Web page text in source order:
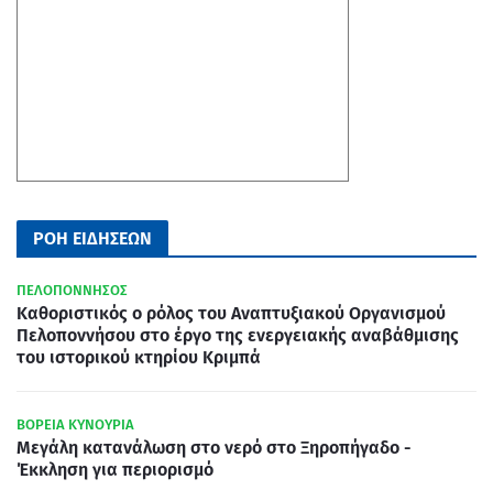
ΡΟΗ ΕΙΔΗΣΕΩΝ
ΠΕΛΟΠΟΝΝΗΣΟΣ
Καθοριστικός ο ρόλος του Αναπτυξιακού Οργανισμού
Πελοποννήσου στο έργο της ενεργειακής αναβάθμισης
του ιστορικού κτηρίου Κριμπά
ΒΟΡΕΙΑ ΚΥΝΟΥΡΙΑ
Μεγάλη κατανάλωση στο νερό στο Ξηροπήγαδο -
Έκκληση για περιορισμό